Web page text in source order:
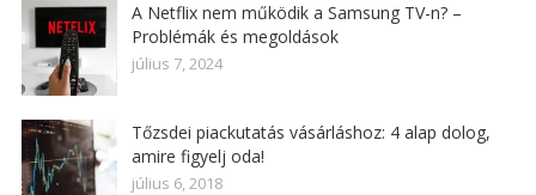
A Netflix nem működik a Samsung TV-n? –
Problémák és megoldások
július 7, 2024
Tőzsdei piackutatás vásárláshoz: 4 alap dolog,
amire figyelj oda!
július 6, 2018